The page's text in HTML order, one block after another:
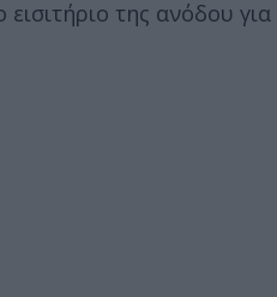
της ανόδου για